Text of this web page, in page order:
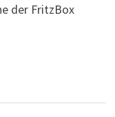
der FritzBox